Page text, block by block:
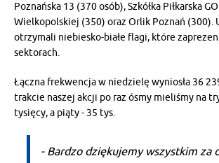
Poznańska 13 (370 osób), Szkółka Piłkarska
Wielkopolskiej (350) oraz Orlik Poznań (300).
otrzymali niebiesko-białe flagi, które
sektorach.
Łączna frekwencja w niedzielę wyniosła 36
trakcie naszej akcji po raz ósmy mieliśmy na
tysięcy, a piąty - 35 tys.
- Bardzo dziękujemy wszystkim za